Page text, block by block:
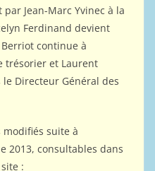
Jean-Marc Yvinec à la
Ferdinand devient
continue à
trésorier et Laurent
Directeur Général des
modifiés suite à
2013, consultables dans
: